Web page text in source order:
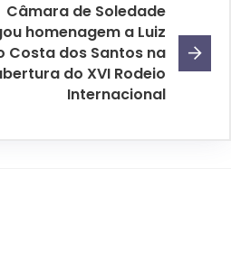
Câmara de Soledade
homenagem a Luiz
Costa dos Santos na
do XVI Rodeio
Internacional